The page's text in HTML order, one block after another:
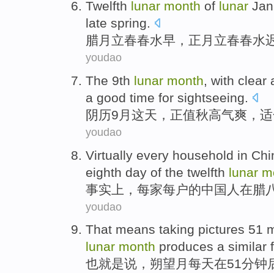
Twelfth lunar month of lunar
late spring.
腊月 立春春水早 ， 正月 立春春水
youdao
The 9th lunar month, with clear
a good time for sightseeing.
阴历9 月 这天， 正值秋高气爽 ，
youdao
Virtually every household in
eighth day of the twelfth lunar
事实上 ， 每家每户的中国人 在腊
youdao
That means taking pictures 51
lunar month produces a similar
也就是说 ，朔望月 每天在51分钟